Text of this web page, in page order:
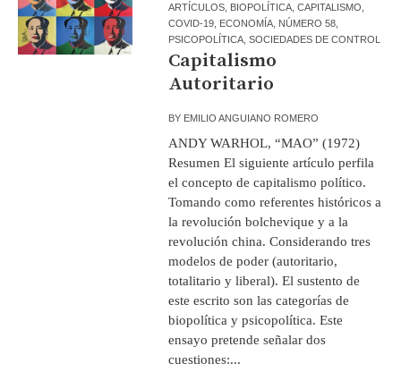
ARTÍCULOS BIOPOLÍTICA ,CAPITALISMO
COVID-19 ECONOMÍA NÚMERO 58
PSICOPOLÍTICA ,SOCIEDADES DE CONTROL
Capitalismo
Autoritario
BY EMILIO ANGUIANO ROMERO
ANDY WARHOL, “MAO” (1972)
Resumen El siguiente artículo perfila
el concepto de capitalismo político.
Tomando como referentes históricos a
la revolución bolchevique y a la
revolución china. Considerando tres
modelos de poder (autoritario,
totalitario y liberal). El sustento de
este escrito son las categorías de
biopolítica y psicopolítica. Este
ensayo pretende señalar dos
cuestiones:...